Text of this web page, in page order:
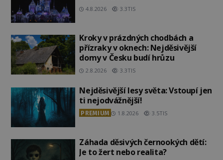
4.8.2026 3.3TIS
Kroky v prázdných chodbách a
přízraky v oknech: Nejděsivější
domy v Česku budí hrůzu
2.8.2026 3.3TIS
Nejděsivější lesy světa: Vstoupí jen
ti nejodvážnější!
PREMIUM 1.8.2026 3.5TIS
Záhada děsivých černookých dětí:
Je to žert nebo realita?